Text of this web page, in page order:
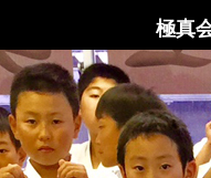
極真